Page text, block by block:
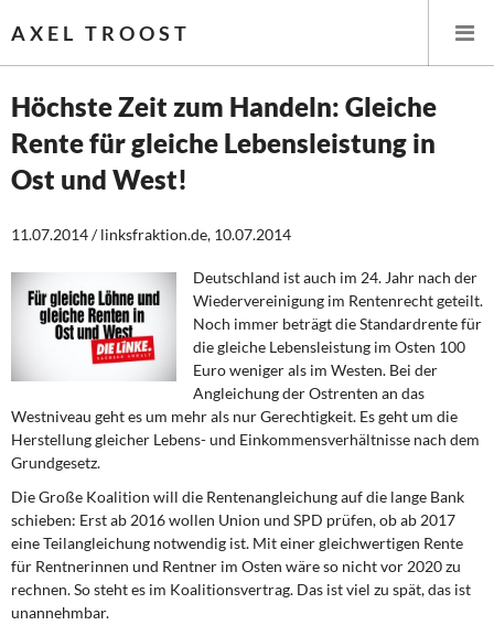
AXEL TROOST
Startseite
Wirtschaftspolitik
Steuer- und Finanzpolitik
Öffentliche Infrastruktur und Daseinsvorsorge
Eurokrise und Griechenland
DIE LINKE
Weitere Themen
Memo-Gruppe
Höchste Zeit zum Handeln: Gleiche
Rente für gleiche Lebensleistung in
Ost und West!
11.07.2014 / linksfraktion.de, 10.07.2014
Deutschland ist auch im 24. Jahr nach der
Wiedervereinigung im Rentenrecht geteilt.
Noch immer beträgt die Standardrente für
die gleiche Lebensleistung im Osten 100
Euro weniger als im Westen. Bei der
Angleichung der Ostrenten an das
Westniveau geht es um mehr als nur Gerechtigkeit. Es geht um die
Herstellung gleicher Lebens- und Einkommensverhältnisse nach dem
Grundgesetz.
Die Große Koalition will die Rentenangleichung auf die lange Bank
schieben: Erst ab 2016 wollen Union und SPD prüfen, ob ab 2017
eine Teilangleichung notwendig ist. Mit einer gleichwertigen Rente
für Rentnerinnen und Rentner im Osten wäre so nicht vor 2020 zu
rechnen. So steht es im Koalitionsvertrag. Das ist viel zu spät, das ist
unannehmbar.